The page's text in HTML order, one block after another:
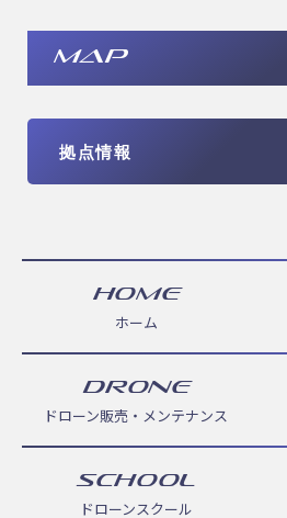
MAP
拠点情報
HOME
ホーム
DRONE
ドローン販売・メンテナンス
SCHOOL
ドローンスクール